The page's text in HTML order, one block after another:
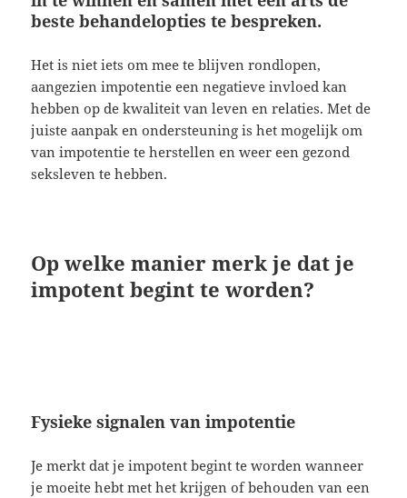
beste behandelopties te bespreken.
Het is niet iets om mee te blijven rondlopen,
aangezien impotentie een negatieve invloed kan
hebben op de kwaliteit van leven en relaties. Met de
juiste aanpak en ondersteuning is het mogelijk om
van impotentie te herstellen en weer een gezond
seksleven te hebben.
Op welke manier merk je dat je
impotent begint te worden?
Fysieke signalen van impotentie
Je merkt dat je impotent begint te worden wanneer
je moeite hebt met het krijgen of behouden van een